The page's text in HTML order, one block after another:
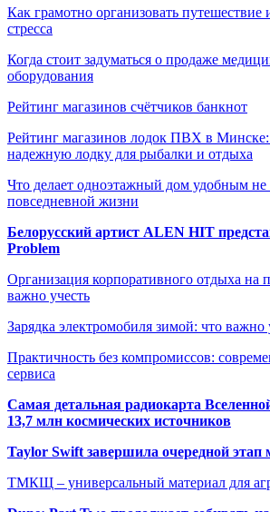
Как грамотно организовать путешествие
стресса
Когда стоит задуматься о продаже
оборудования
Рейтинг магазинов счётчиков банкнот
Рейтинг магазинов лодок ПВХ в Минске:
надежную лодку для рыбалки и отдыха
Что делает одноэтажный дом удобным не
повседневной жизни
Белорусский артист ALEN HIT
Problem
Организация корпоративного отдыха на
важно учесть
Зарядка электромобиля зимой: что важно
Практичность без компромиссов:
сервиса
Самая детальная радиокарта
13,7 млн космических источников
Taylor Swift завершила очередной этап
ТМКЩ – универсальный материал для